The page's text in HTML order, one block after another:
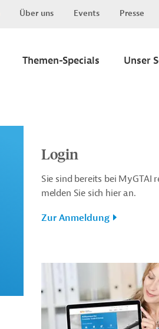
Über uns Events Presse
Themen-Specials Unser
Login
Sie sind bereits bei MyGTAI
melden Sie sich hier an.
Zur Anmeldung